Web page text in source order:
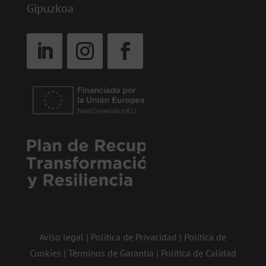
Gipuzkoa
Aviso legal | Política de Privacidad | Política de
Cookies | Términos de Garantía | Política de Calidad